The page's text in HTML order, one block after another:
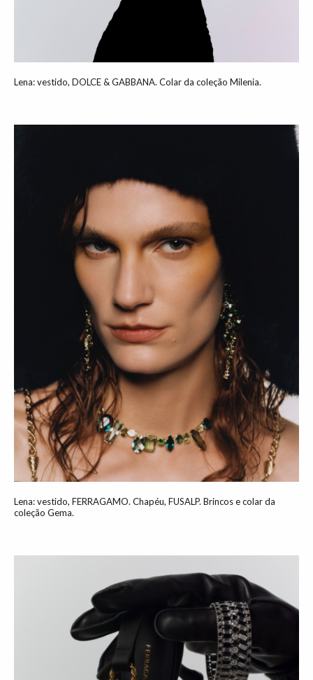
Lena: vestido, DOLCE & GABBANA. Colar da coleção Milenia.
Lena: vestido, FERRAGAMO. Chapéu, FUSALP. Brincos e colar da
coleção Gema.